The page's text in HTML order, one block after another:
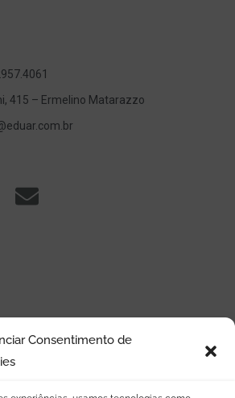
Consentimento de
415 – Ermelino Matarazzo